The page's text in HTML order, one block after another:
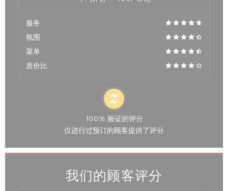
我们的顾客评分
服务
氛围
菜单
质价比
100% 验证的评分
仅进行过预订的顾客提供了评分